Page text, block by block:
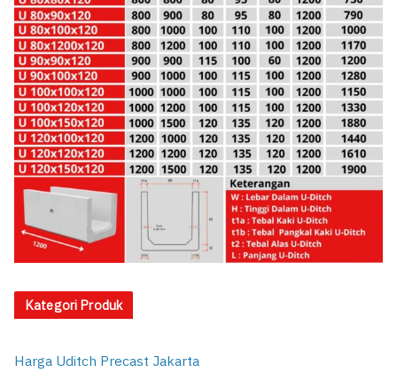
Kategori Produk
Harga Uditch Precast Jakarta